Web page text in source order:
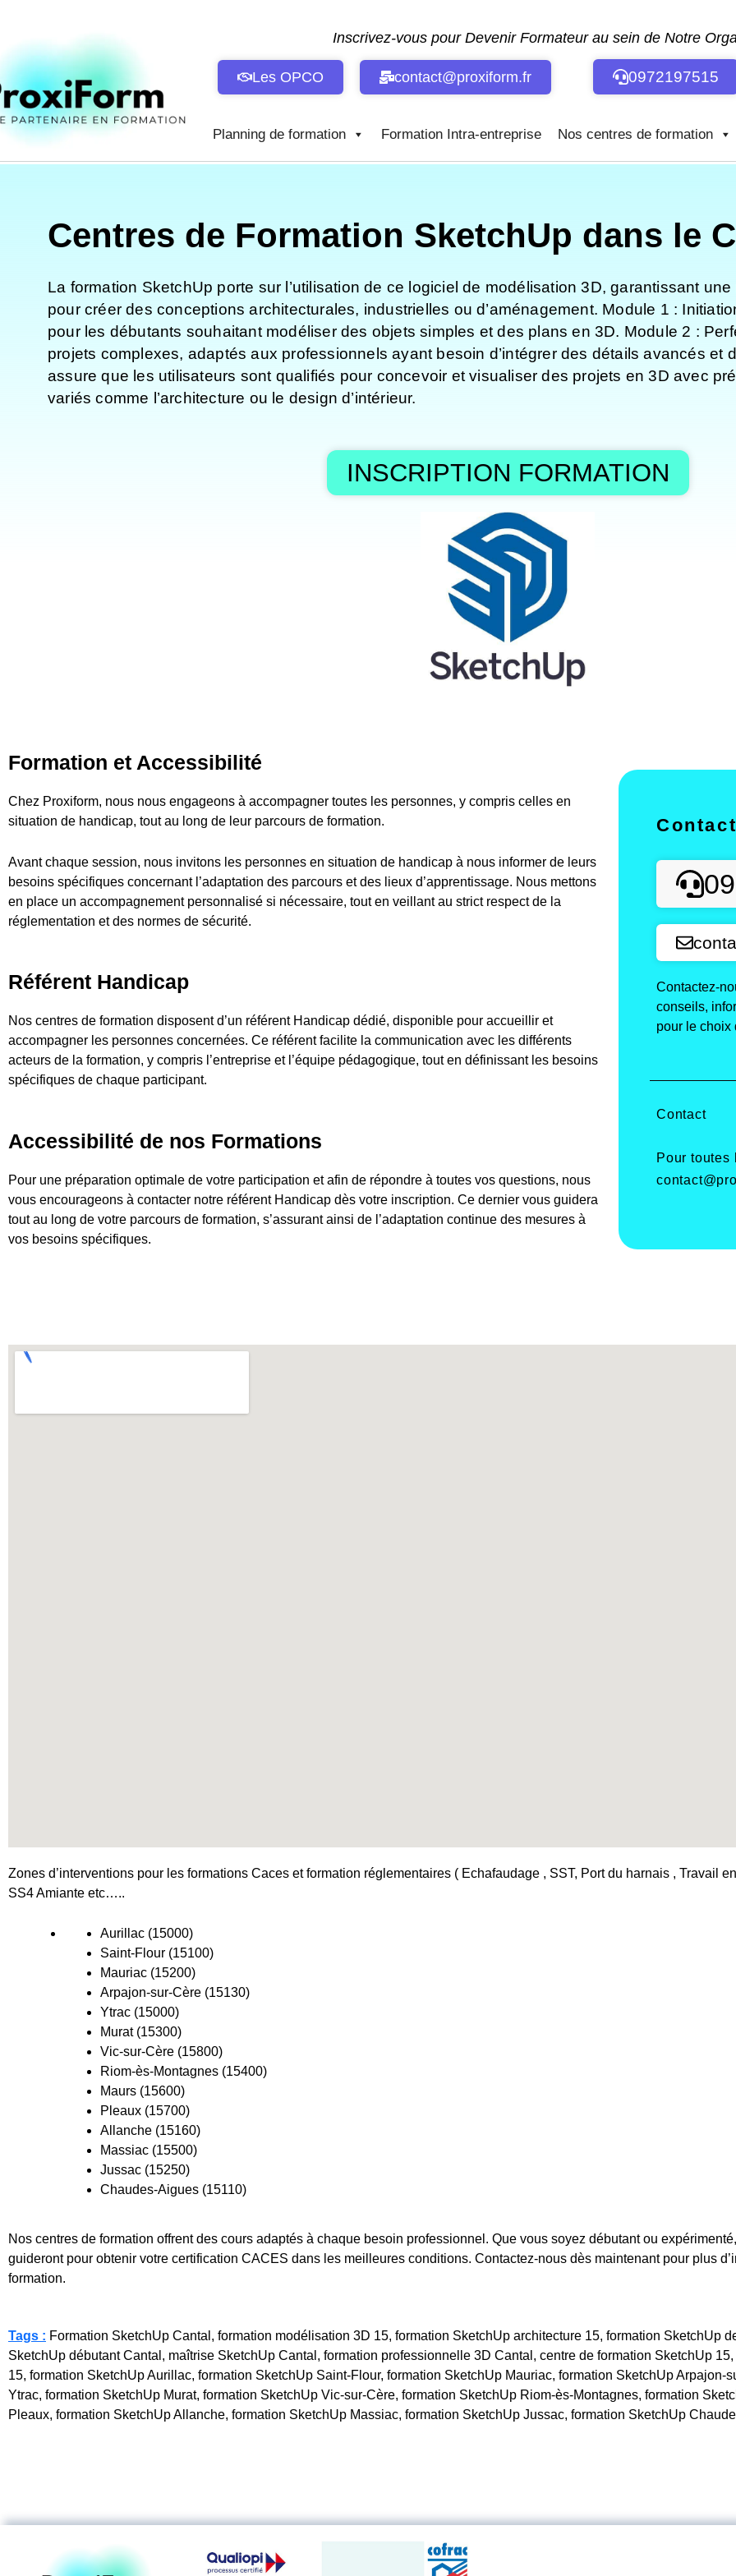
contenu
Inscrivez-vous pour Devenir Formateur au sein de Notre
Les OPCO contact@proxiform.fr 0972197515
Planning de formation Formation Intra-entreprise Nos centres de formation
Centres de Formation SketchUp dans le
La formation SketchUp porte sur l’utilisation de ce logiciel de modélisation 3D, garantissant
pour créer des conceptions architecturales, industrielles ou d’aménagement. Module 1 :
pour les débutants souhaitant modéliser des objets simples et des plans en 3D. Module 2 :
projets complexes, adaptés aux professionnels ayant besoin d’intégrer des détails avancés et
assure que les utilisateurs sont qualifiés pour concevoir et visualiser des projets en 3D avec
variés comme l’architecture ou le design d’intérieur.
INSCRIPTION FORMATION
Formation et Accessibilité
Chez Proxiform, nous nous engageons à accompagner toutes les personnes, y compris celles en
situation de handicap, tout au long de leur parcours de formation.
Avant chaque session, nous invitons les personnes en situation de handicap à nous informer de leurs
besoins spécifiques concernant l’adaptation des parcours et des lieux d’apprentissage. Nous mettons
en place un accompagnement personnalisé si nécessaire, tout en veillant au strict respect de la
réglementation et des normes de sécurité.
Référent Handicap
Nos centres de formation disposent d’un référent Handicap dédié, disponible pour accueillir et
accompagner les personnes concernées. Ce référent facilite la communication avec les différents
acteurs de la formation, y compris l’entreprise et l’équipe pédagogique, tout en définissant les besoins
spécifiques de chaque participant.
Accessibilité de nos Formations
Pour une préparation optimale de votre participation et afin de répondre à toutes vos questions, nous
vous encourageons à contacter notre référent Handicap dès votre inscription. Ce dernier vous guidera
tout au long de votre parcours de formation, s’assurant ainsi de l’adaptation continue des mesures à
vos besoins spécifiques.
Contact
Contactez-
conseils,
pour le choix
Contact
Pour toutes
Zones d’interventions pour les formations Caces et formation réglementaires ( Echafaudage , SST, Port du harnais , Travail
SS4 Amiante etc…..
Aurillac (15000)
Saint-Flour (15100)
Mauriac (15200)
Arpajon-sur-Cère (15130)
Ytrac (15000)
Murat (15300)
Vic-sur-Cère (15800)
Riom-ès-Montagnes (15400)
Maurs (15600)
Pleaux (15700)
Allanche (15160)
Massiac (15500)
Jussac (15250)
Chaudes-Aigues (15110)
Nos centres de formation offrent des cours adaptés à chaque besoin professionnel. Que vous soyez débutant ou
guideront pour obtenir votre certification CACES dans les meilleures conditions. Contactez-nous dès maintenant pour plus
formation.
Tags : Formation SketchUp Cantal, formation modélisation 3D 15, formation SketchUp architecture 15, formation SketchUp
SketchUp débutant Cantal, maîtrise SketchUp Cantal, formation professionnelle 3D Cantal, centre de formation SketchUp
15, formation SketchUp Aurillac, formation SketchUp Saint-Flour, formation SketchUp Mauriac, formation SketchUp Arpajon-
Ytrac, formation SketchUp Murat, formation SketchUp Vic-sur-Cère, formation SketchUp Riom-ès-Montagnes, formation
Pleaux, formation SketchUp Allanche, formation SketchUp Massiac, formation SketchUp Jussac, formation SketchUp